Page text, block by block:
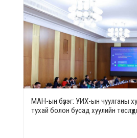
МАН-ын бүлэг: УИХ-ын чуулганы
тухай болон бусад хуулийн